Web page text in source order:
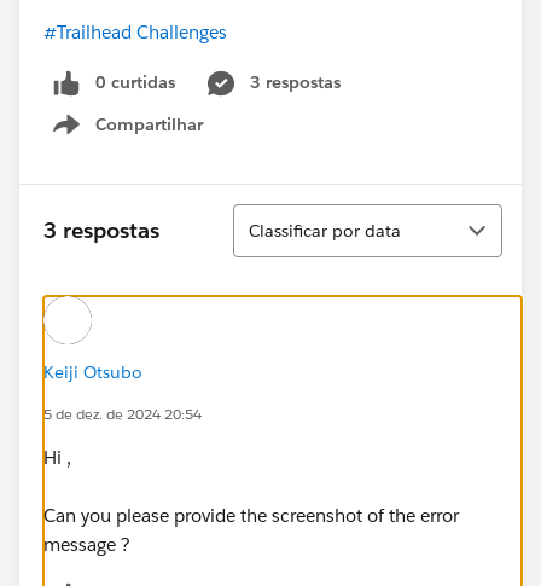
#Trailhead Challenges
0 curtidas
3 respostas
Compartilhar
Show menu
3 respostas
Classificar
Classificar por data
Keiji Otsubo
5 de dez. de 2024 20:54
Hi ,
Can you please provide the screenshot of the error
message ?